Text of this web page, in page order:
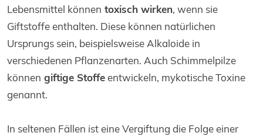
Lebensmittel können toxisch wirken, wenn sie
Giftstoffe enthalten. Diese können natürlichen
Ursprungs sein, beispielsweise Alkaloide in
verschiedenen Pflanzenarten. Auch Schimmelpilze
können giftige Stoffe entwickeln, mykotische Toxine
genannt.
In seltenen Fällen ist eine Vergiftung die Folge einer